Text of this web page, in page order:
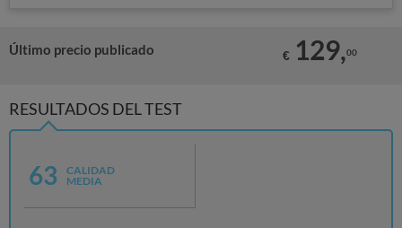
Último precio publicado € 129,00
RESULTADOS DEL TEST
63
CALIDAD
MEDIA